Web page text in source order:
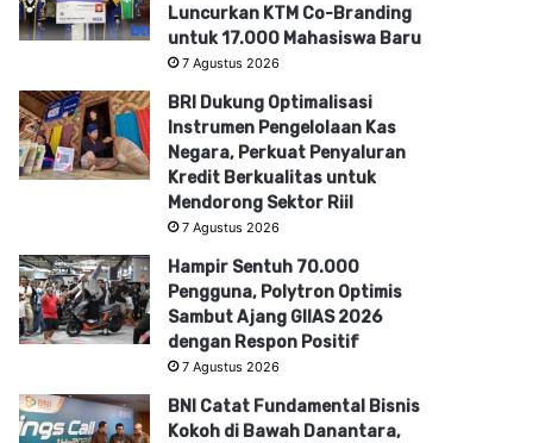
Luncurkan KTM Co-Branding
untuk 17.000 Mahasiswa Baru
7 Agustus 2026
BRI Dukung Optimalisasi
Instrumen Pengelolaan Kas
Negara, Perkuat Penyaluran
Kredit Berkualitas untuk
Mendorong Sektor Riil
7 Agustus 2026
Hampir Sentuh 70.000
Pengguna, Polytron Optimis
Sambut Ajang GIIAS 2026
dengan Respon Positif
7 Agustus 2026
BNI Catat Fundamental Bisnis
Kokoh di Bawah Danantara,